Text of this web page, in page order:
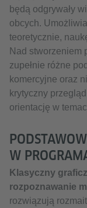
będą odgrywały
obcych.
teoretycznie,
Nad stworzeniem
zupełnie różne
komercyjne oraz
krytyczny
orientację w
W
Klasyczny
rozpoznawanie
rozwiązują